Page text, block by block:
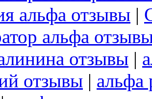
альфа отзывы |
альфа
отзывы |
отзывы | альфа